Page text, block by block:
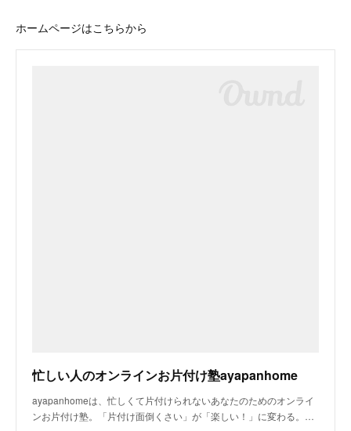
ホームページはこちらから
忙しい人のオンラインお片付け塾ayapanhome
ayapanhomeは、忙しくて片付けられないあなたのためのオンライ
ンお片付け塾。「片付け面倒くさい」が「楽しい！」に変わる。…